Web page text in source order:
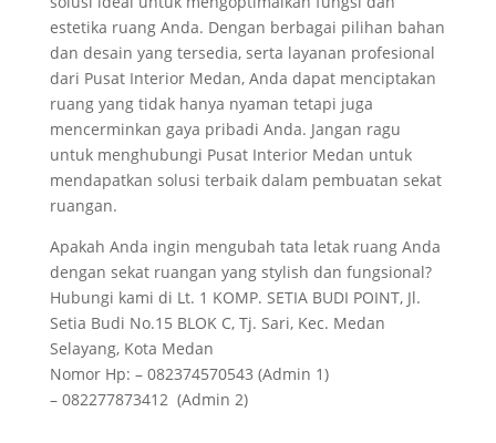
estetika ruang Anda. Dengan berbagai pilihan bahan
dan desain yang tersedia, serta layanan profesional
dari Pusat Interior Medan, Anda dapat menciptakan
ruang yang tidak hanya nyaman tetapi juga
mencerminkan gaya pribadi Anda. Jangan ragu
untuk menghubungi Pusat Interior Medan untuk
mendapatkan solusi terbaik dalam pembuatan sekat
ruangan.
Apakah Anda ingin mengubah tata letak ruang Anda
dengan sekat ruangan yang stylish dan fungsional?
Hubungi kami di Lt. 1 KOMP. SETIA BUDI POINT, Jl.
Setia Budi No.15 BLOK C, Tj. Sari, Kec. Medan
Selayang, Kota Medan
Nomor Hp: – 082374570543 (Admin 1)
– 082277873412 (Admin 2)